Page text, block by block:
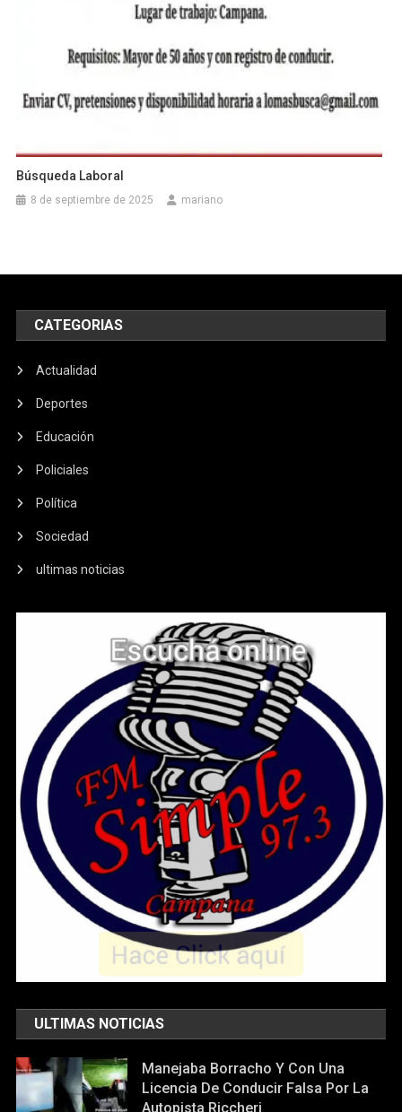
Búsqueda Laboral
8 de septiembre de 2025 mariano
CATEGORIAS
Actualidad
Deportes
Educación
Policiales
Política
Sociedad
ultimas noticias
ULTIMAS NOTICIAS
Manejaba Borracho Y Con Una
Licencia De Conducir Falsa Por La
Autopista Riccheri